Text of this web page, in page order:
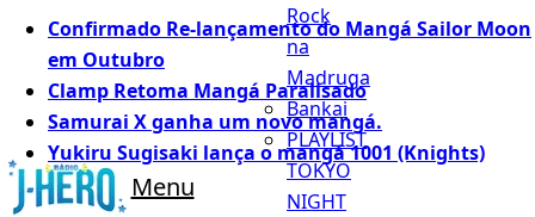
Menu
Rock
na
Madruga
Bankai
PLAYLIST
TOKYO
NIGHT
Confirmado Re-lançamento do Mangá Sailor Moon
em Outubro
Clamp Retoma Mangá Paralisado
Samurai X ganha um novo mangá.
Yukiru Sugisaki lança o mangá 1001 (Knights)